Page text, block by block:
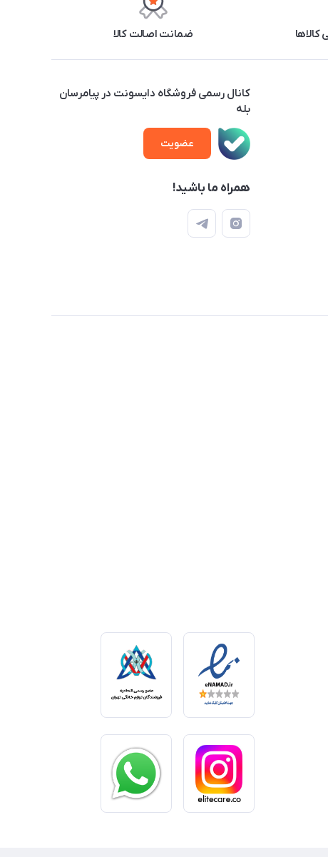
ضمانت اصالت کالا
کانال رسمی فروشگاه دایسونت در پیامرسان
بله
عضویت
همراه ما باشید!